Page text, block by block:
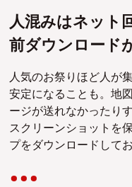
人混みはネット
前ダウンロード
人気のお祭りほど人が
安定になることも。地
ージが送れなかったり
スクリーンショットを
プをダウンロードして